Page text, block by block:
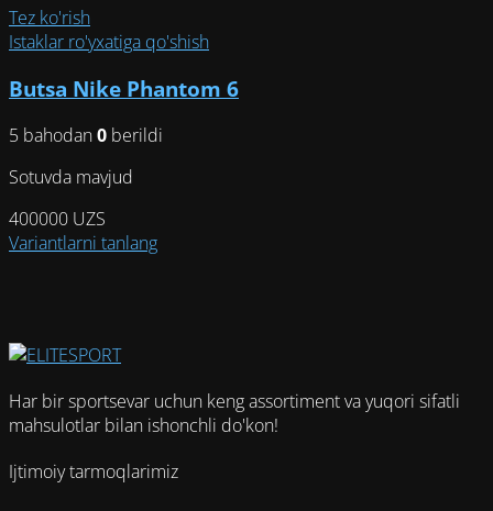
Tez ko'rish
Istaklar ro'yxatiga qo'shish
Butsa Nike Phantom 6
5 bahodan0 berildi
Sotuvda mavjud
400000 UZS
Variantlarni tanlangЭтот
выбрать
на
странице
товара.
Har bir sportsevar uchun keng assortiment va yuqori sifatli
mahsulotlar bilan ishonchli do'kon!
Ijtimoiy tarmoqlarimiz